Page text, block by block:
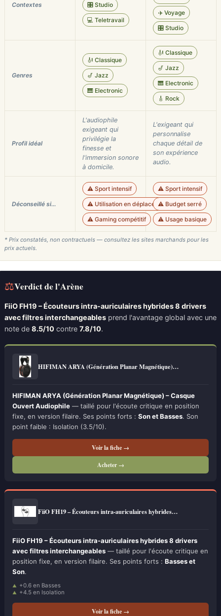
Contextes 🎛️ Studio
💻 Teletravail
✈️ Voyage
🎛️ Studio
Genres
🎻 Classique
🎷 Jazz
🎹 Electronic
🎻 Classique
🎷 Jazz
🎹 Electronic
🎸 Rock
Profil idéal
L'audiophile
exigeant qui
privilégie la
finesse et
l'immersion sonore
à domicile.
L'exigeant qui
personnalise
chaque détail de
son expérience
audio.
Déconseillé si…
⚠️ Sport intensif
⚠️ Utilisation en déplacement
⚠️ Gaming compétitif
⚠️ Sport intensif
⚠️ Budget serré
⚠️ Usage basique
* Prix constatés, non contractuels — consultez les sites marchands pour les
prix actuels.
⚖Verdict de l'Arène
FiiO FH19 – Écouteurs intra-auriculaires hybrides 8 drivers
avec filtres interchangeables prend l'avantage global avec une
note de 8.5/10 contre 7.8/10.
HIFIMAN ARYA (Génération Planar Magnétique)…
HIFIMAN ARYA (Génération Planar Magnétique) – Casque
Ouvert Audiophile — taillé pour l'écoute critique en position
fixe, en version filaire. Ses points forts : Son et Basses. Son
point faible : Isolation (3.5/10).
Voir la fiche →
Acheter →
FiiO FH19 – Écouteurs intra-auriculaires hybrides…
FiiO FH19 – Écouteurs intra-auriculaires hybrides 8 drivers
avec filtres interchangeables — taillé pour l'écoute critique en
position fixe, en version filaire. Ses points forts : Basses et
Son.
+0.6 en Basses
+4.5 en Isolation
Voir la fiche →